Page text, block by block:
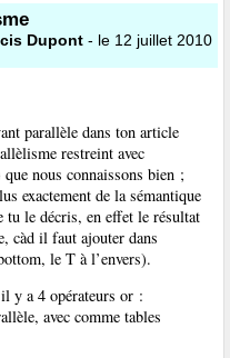
Dupont - le 12 juillet 2010
parallèle dans ton article
restreint avec
nous connaissons bien ;
exactement de la sémantique
tu le décris, en effet le résultat
càd il faut ajouter dans
le T à l’envers).
y a 4 opérateurs or :
avec comme tables